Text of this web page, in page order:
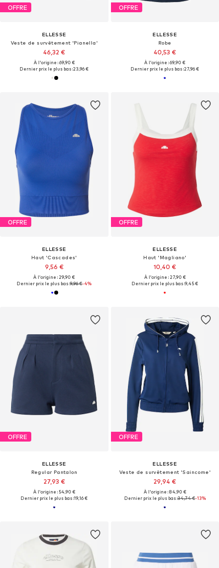
OFFRE
ELLESSE
Veste de survêtement 'Pianella'
46,32 €
À l'origine : 69,90 €
Dernier prix le plus bas :23,96 €
OFFRE
ELLESSE
Robe
40,53 €
À l'origine : 69,90 €
Dernier prix le plus bas :27,96 €
OFFRE
ELLESSE
Haut 'Cascades'
9,56 €
À l'origine : 29,90 €
Dernier prix le plus bas :9,96 €-4%
OFFRE
ELLESSE
Haut 'Magliano'
10,40 €
À l'origine : 27,90 €
Dernier prix le plus bas :9,45 €
OFFRE
ELLESSE
Regular Pantalon
27,93 €
À l'origine : 54,90 €
Dernier prix le plus bas :19,16 €
OFFRE
ELLESSE
Veste de survêtement 'Saincome'
29,94 €
À l'origine : 84,90 €
Dernier prix le plus bas :34,74 €-13%